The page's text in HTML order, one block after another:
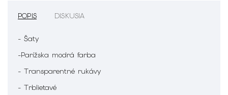
POPIS DISKUSIA
- Šaty
-Parížska modrá farba
- Transparentné rukávy
- Trblietavé